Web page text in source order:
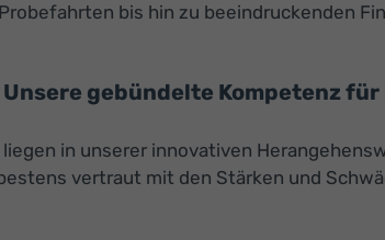
bis hin zu beeindruckenden
gebündelte Kompetenz
in unserer innovativen
vertraut mit den Stärken und